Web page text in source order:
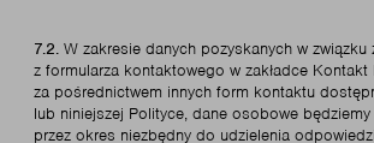
7.2. W zakresie danych pozyskanych w związku
z formularza kontaktowego w zakładce Kontakt
za pośrednictwem innych form kontaktu
lub niniejszej Polityce, dane osobowe
przez okres niezbędny do udzielenia